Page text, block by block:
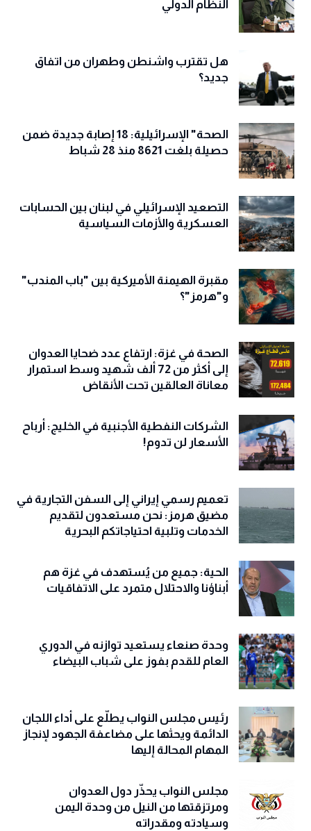
النظام الدولي
هل تقترب واشنطن وطهران من اتفاق
جديد؟
الصحة" الإسرائيلية: 18 إصابة جديدة ضمن
حصيلة بلغت 8621 منذ 28 شباط
التصعيد الإسرائيلي في لبنان بين الحسابات
العسكرية والأزمات السياسية
مقبرة الهيمنة الأميركية بين "باب المندب"
و"هرمز"؟
الصحة في غزة: ارتفاع عدد ضحايا العدوان
إلى أكثر من 72 ألف شهيد وسط استمرار
معاناة العالقين تحت الأنقاض
الشركات النفطية الأجنبية في الخليج: أرباح
الأسعار لن تدوم!
تعميم رسمي إيراني إلى السفن التجارية في
مضيق هرمز: نحن مستعدون لتقديم
الخدمات وتلبية احتياجاتكم البحرية
الحية: جميع من يُستهدف في غزة هم
أبناؤنا والاحتلال متمرد على الاتفاقيات
وحدة صنعاء يستعيد توازنه في الدوري
العام للقدم بفوز على شباب البيضاء
رئيس مجلس النواب يطلّع على أداء اللجان
الدائمة ويحثها على مضاعفة الجهود لإنجاز
المهام المحالة إليها
مجلس النواب يحذّّر دول العدوان
ومرتزقتها من النيل من وحدة اليمن
وسيادته ومقدراته